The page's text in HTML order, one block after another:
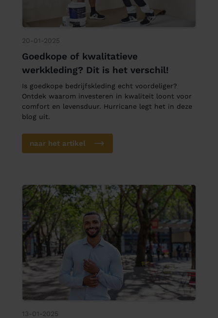
20-01-2025
Goedkope of kwalitatieve
werkkleding? Dit is het verschil!
Is goedkope bedrijfskleding echt voordeliger?
Ontdek waarom investeren in kwaliteit loont voor
comfort en levensduur. Hurricane legt het in deze
blog uit.
naar het artikel
13-01-2025